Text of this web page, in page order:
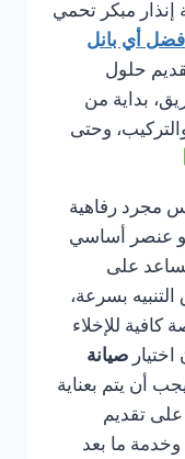
إنذار مبكر تحمي
أي بانل
حلول
بداية من
والتركيب، وحتى
مجرد رفاهية
هو عنصر أساسي
على
بسرعة،
للإخلاء
صيانة
أن يتم بعناية
تقديم
ما بعد